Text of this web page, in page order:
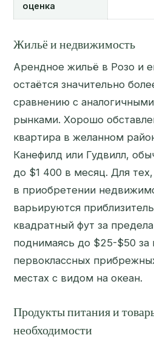
оценка
Жильё и недвижимость
Арендное жильё в Розо и
остаётся значительно
сравнению с
рынками. Хорошо
квартира в желанном
Канефилд или Гудвилл,
до $1 400 в месяц. Для
в приобретении
варьируются
квадратный фут за
поднимаясь до $25-$50 за
первоклассных
местах с видом на океан.
Продукты питания и
необходимости